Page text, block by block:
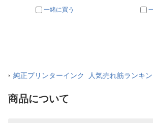
一緒に買う
純正プリンターインク 人気売れ筋ランキ
商品について